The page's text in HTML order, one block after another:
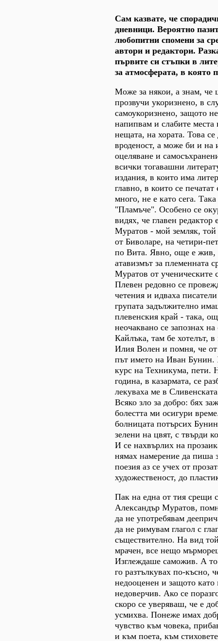
Сам казвате, че
дневници. Вероятно
любопитни спомени за
автори и редактори.
първите си стъпки в
за атмосферата, в която
Може за някои, а знам, че
прозвучи укоризнено, в
самоукоризнено, защото
напипвам и слабите места
нещата, на хората. Това
вроденост, а може би и на
оцеляване и
всички тогавашни
издания, в които има
главно, в които се
много, не е като сега.
"Пламъче". Особено се
видях, че главен редактор
Муратов - мой земляк, той
от Биволаре, на четири-
по Вита. Явно, още е жив,
атавизмът за племенната
Муратов от ученическите
Плевен редовно се
четения и идваха
групата задължително
плевенския край - така,
неочаквано се запознах
Кайлъка, там бе хотелът,
Илия Волен и помня, че от
път името на Иван Бунин.
курс на Техникума, пети.
година, в казармата, се
лекуваха ме в
Всяко зло за добро: бях
болестта ми осигури
болницата потърсих
зелени на цвят, с твърди
И се нахвърлих на
нямах намерение да пиша
поезия аз се учех от
художественост, до
Пак на една от тия срещи
Александър Муратов,
да не употребявам
да не римувам глагол с
съществително. На вид
мрачен, все нещо
Изглеждаше саможив. А
го разтълкувах по-късно,
недооценен и защото като
недоверчив. Ако се
скоро се уверяваш, че е
усмихва. Понеже имах
чувство към човека,
и към поета, към